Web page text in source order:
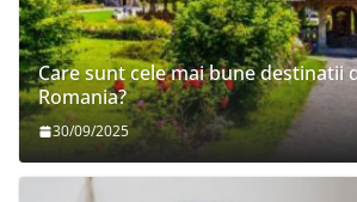
Care sunt cele mai bune destinatii
Romania?
30/09/2025